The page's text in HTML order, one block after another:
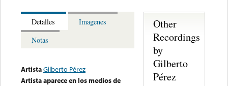
Detalles
Imagenes
Notas
ArtistaGilberto Pérez
Artista aparece en los medios de
Other
Recordings
by
Gilberto
Pérez